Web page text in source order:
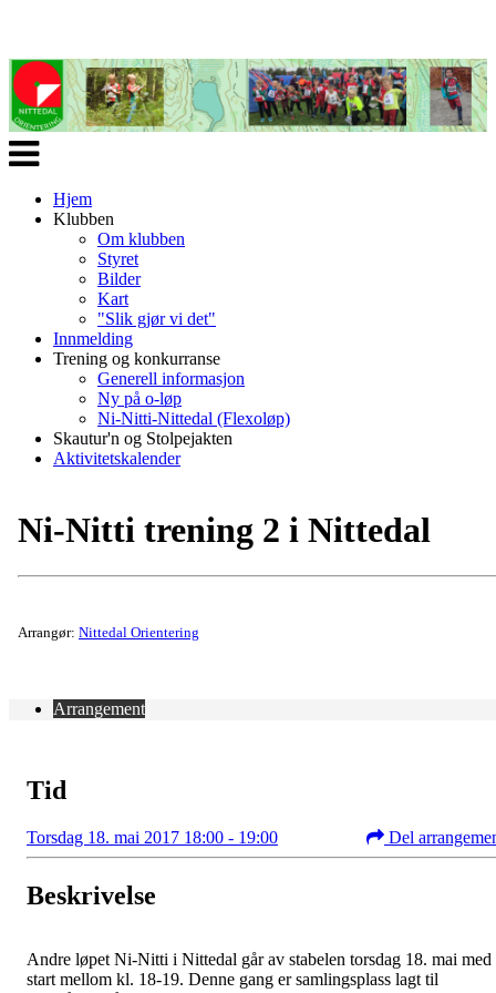
Veksle
navigasjon
Hjem
Klubben
Om klubben
Styret
Bilder
Kart
"Slik gjør vi det"
Innmelding
Trening og konkurranse
Generell informasjon
Ny på o-løp
Ni-Nitti-Nittedal (Flexoløp)
Skautur'n og Stolpejakten
Aktivitetskalender
Ni-Nitti trening 2 i Nittedal
Arrangør: Nittedal Orientering
Arrangement
Tid
Torsdag 18. mai 2017 18:00 - 19:00 Del
Beskrivelse
Andre løpet Ni-Nitti i Nittedal går av stabelen torsdag 18. mai med
start mellom kl. 18-19. Denne gang er samlingsplass lagt til